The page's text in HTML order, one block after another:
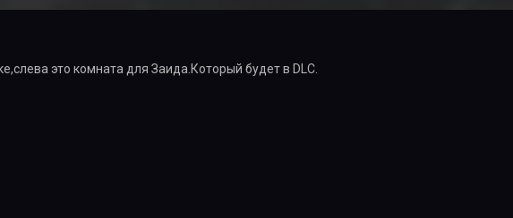
это комната для Заида.Который будет в DLC.